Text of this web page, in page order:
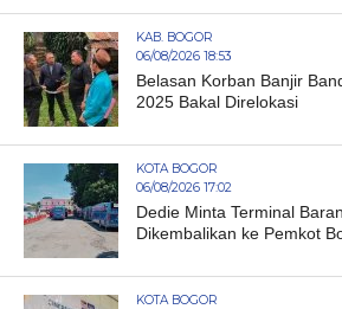
KAB. BOGOR
06/08/2026 18:53
Belasan Korban Banjir
2025 Bakal Direlokasi
KOTA BOGOR
06/08/2026 17:02
Dedie Minta Terminal
Dikembalikan ke Pemkot
KOTA BOGOR